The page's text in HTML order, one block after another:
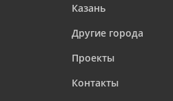
Казань
Другие города
Проекты
Контакты